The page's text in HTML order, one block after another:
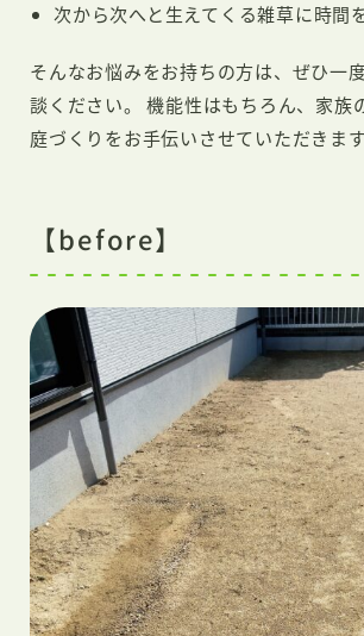
次から次へと生えてくる雑草に時間
そんなお悩みをお持ちの方は、ぜひ一
談ください。 機能性はもちろん、家族
庭づくりをお手伝いさせていただきま
【before】